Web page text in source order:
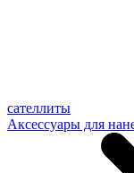
сателлиты
Аксессуары для